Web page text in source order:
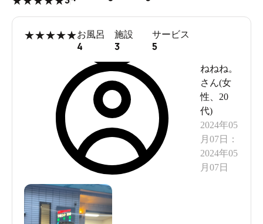
★★★★★お風呂
4
施設
3
サービス
5
ねねね。
さん(女
性
20
代)
2024年05
月07日
：
2024年05
月07日